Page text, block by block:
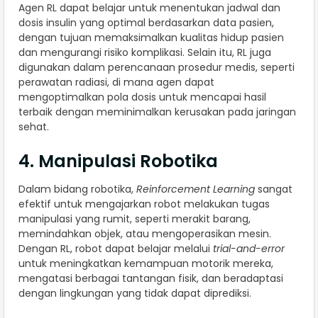
Agen RL dapat belajar untuk menentukan jadwal dan
dosis insulin yang optimal berdasarkan data pasien,
dengan tujuan memaksimalkan kualitas hidup pasien
dan mengurangi risiko komplikasi. Selain itu, RL juga
digunakan dalam perencanaan prosedur medis, seperti
perawatan radiasi, di mana agen dapat
mengoptimalkan pola dosis untuk mencapai hasil
terbaik dengan meminimalkan kerusakan pada jaringan
sehat.
4. Manipulasi Robotika
Dalam bidang robotika, Reinforcement Learning sangat
efektif untuk mengajarkan robot melakukan tugas
manipulasi yang rumit, seperti merakit barang,
memindahkan objek, atau mengoperasikan mesin.
Dengan RL, robot dapat belajar melalui trial-and-error
untuk meningkatkan kemampuan motorik mereka,
mengatasi berbagai tantangan fisik, dan beradaptasi
dengan lingkungan yang tidak dapat diprediksi.